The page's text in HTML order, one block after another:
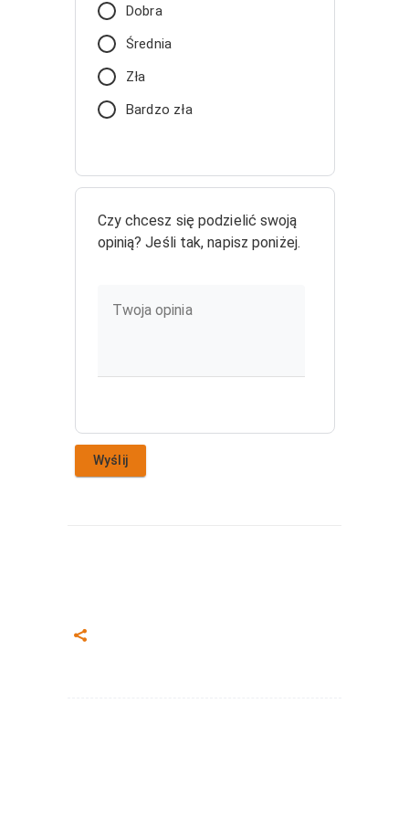
Dobra
Średnia
Zła
Bardzo zła
Czy chcesz się podzielić swoją
opinią? Jeśli tak, napisz poniżej.